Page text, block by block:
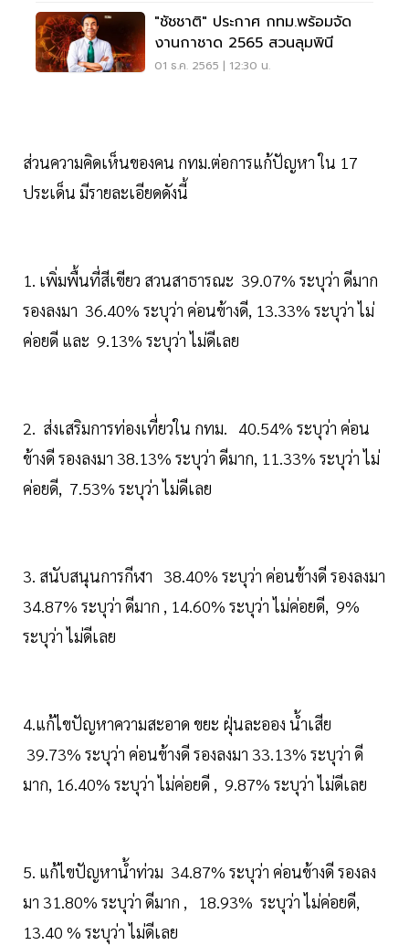
"ชัชชาติ" ประกาศ กทม.พร้อมจัด
งานกาชาด 2565 สวนลุมพินี
01 ธ.ค. 2565 | 12:30 น.
ส่วนความคิดเห็นของคน กทม.ต่อการแก้ปัญหา ใน 17
ประเด็น มีรายละเอียดดังนี้
1. เพิ่มพื้นที่สีเขียว สวนสาธารณะ 39.07% ระบุว่า ดีมาก
รองลงมา 36.40% ระบุว่า ค่อนข้างดี, 13.33% ระบุว่า ไม่
ค่อยดี และ 9.13% ระบุว่า ไม่ดีเลย
2. ส่งเสริมการท่องเที่ยวใน กทม. 40.54% ระบุว่า ค่อน
ข้างดี รองลงมา 38.13% ระบุว่า ดีมาก, 11.33% ระบุว่า ไม่
ค่อยดี, 7.53% ระบุว่า ไม่ดีเลย
3. สนับสนุนการกีฬา 38.40% ระบุว่า ค่อนข้างดี รองลงมา
34.87% ระบุว่า ดีมาก , 14.60% ระบุว่า ไม่ค่อยดี, 9%
ระบุว่า ไม่ดีเลย
4.แก้ไขปัญหาความสะอาด ขยะ ฝุ่นละออง น้ำเสีย
39.73% ระบุว่า ค่อนข้างดี รองลงมา 33.13% ระบุว่า ดี
มาก, 16.40% ระบุว่า ไม่ค่อยดี , 9.87% ระบุว่า ไม่ดีเลย
5. แก้ไขปัญหาน้ำท่วม 34.87% ระบุว่า ค่อนข้างดี รองลง
มา 31.80% ระบุว่า ดีมาก , 18.93% ระบุว่า ไม่ค่อยดี,
13.40 % ระบุว่า ไม่ดีเลย